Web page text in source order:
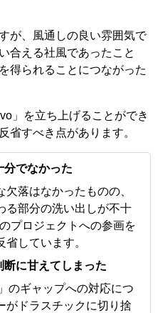
が、風通しの良い雰囲気で
合える社風であったこと
得られることにつながった
」を立ち上げることができ
省すべき点があります。
分でなかった
落はなかったものの、
る部分の洗い出しが不十
プロジェクトへの参画を
しています。
に甘えてしまった
のギャップへの対応につ
がドラスチックに切り捨